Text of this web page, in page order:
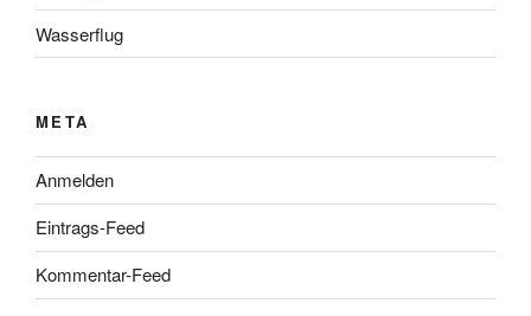
Wasserflug
META
Anmelden
Eintrags-Feed
Kommentar-Feed